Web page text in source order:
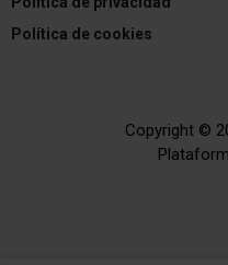
Política de cookies
Copyright ©